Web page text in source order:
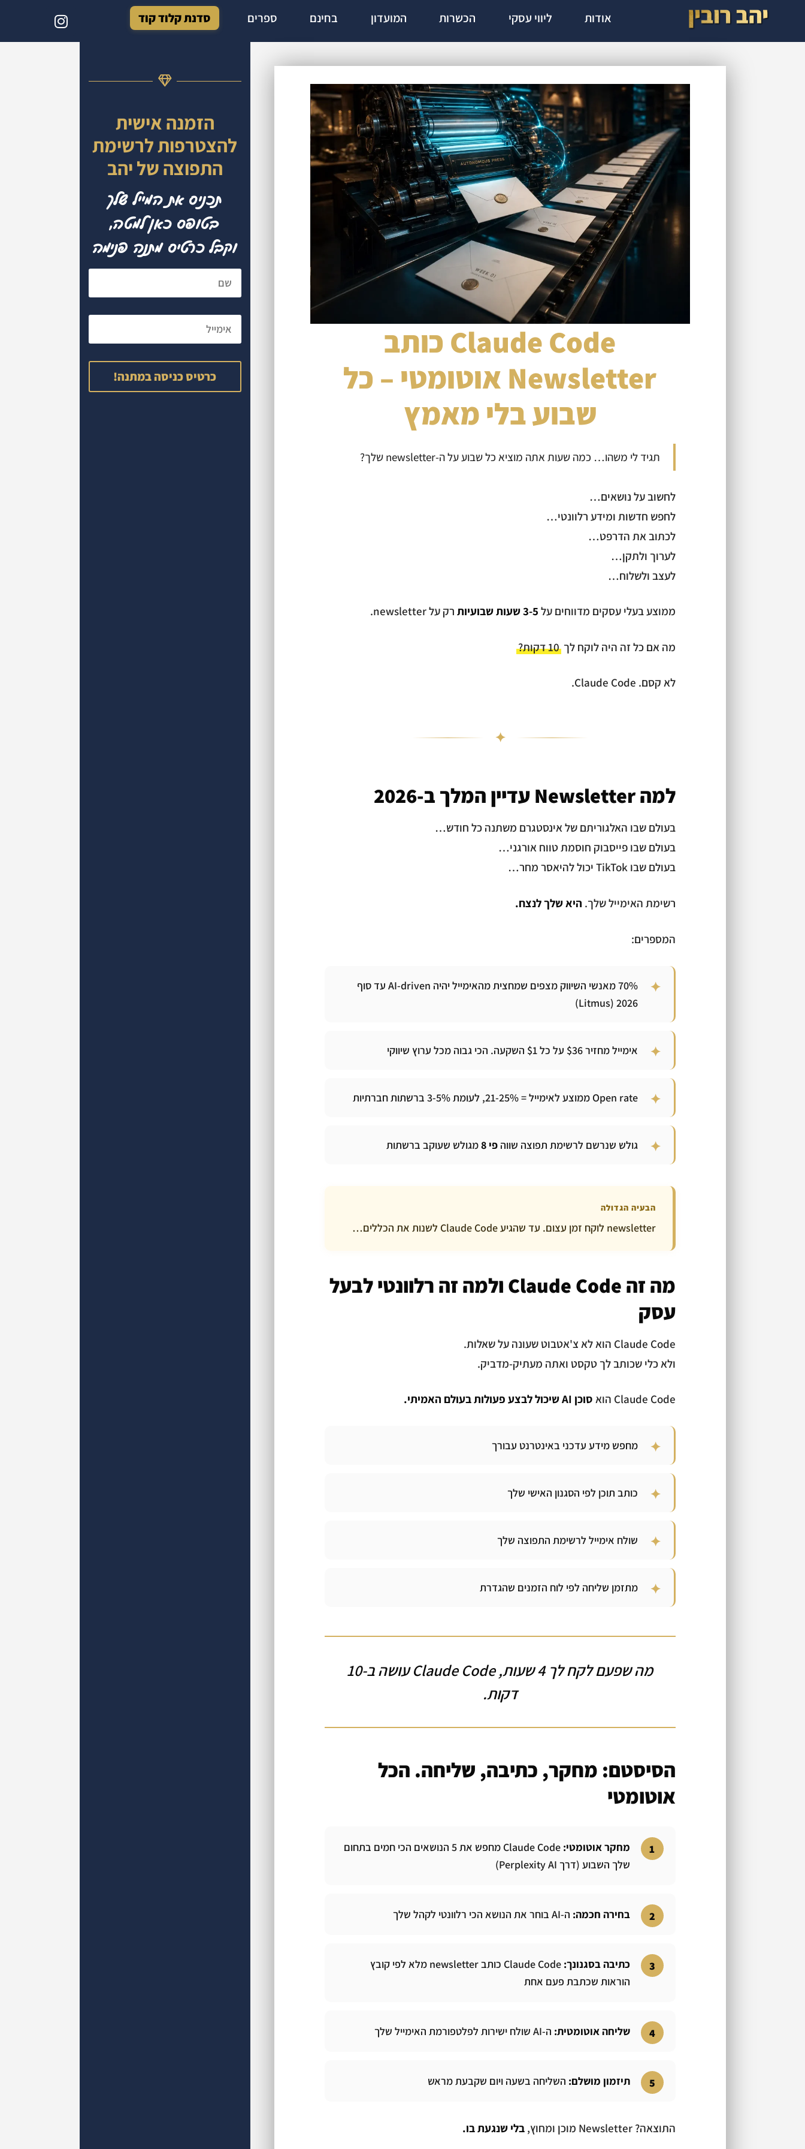
אודות ליווי עסקי הכשרות המועדון בחינם ספרים סדנת קלוד קוד
Claude Code כותב
Newsletter אוטומטי – כל
שבוע בלי מאמץ
תגיד לי משהו… כמה שעות אתה מוציא כל שבוע על ה-newsletter שלך?
לחשוב על נושאים…
לחפש חדשות ומידע רלוונטי…
לכתוב את הדרפט…
לערוך ולתקן…
לעצב ולשלוח…
ממוצע בעלי עסקים מדווחים על 3-5 שעות שבועיות רק על newsletter.
מה אם כל זה היה לוקח לך10 דקות?
לא קסם. Claude Code.
✦
למה Newsletter עדיין המלך ב-2026
בעולם שבו האלגוריתם של אינסטגרם משתנה כל חודש…
בעולם שבו פייסבוק חוסמת טווח אורגני…
בעולם שבו TikTok יכול להיאסר מחר…
רשימת האימייל שלך. היא שלך לנצח.
המספרים:
70% מאנשי השיווק מצפים שמחצית מהאימייל יהיה AI-driven עד סוף
2026 (Litmus)
אימייל מחזיר $36 על כל $1 השקעה. הכי גבוה מכל ערוץ שיווקי
Open rate ממוצע לאימייל = 21-25%, לעומת 3-5% ברשתות חברתיות
גולש שנרשם לרשימת תפוצה שווהפי 8 מגולש שעוקב ברשתות
הבעיה הגדולה
newsletter לוקח זמן עצום. עד שהגיע Claude Code לשנות את הכללים…
מה זה Claude Code ולמה זה רלוונטי לבעל
עסק
Claude Code הוא לא צ'אטבוט שעונה על שאלות.
ולא כלי שכותב לך טקסט ואתה מעתיק-מדביק.
Claude Code הוא סוכן AI שיכול לבצע פעולות בעולם האמיתי.
מחפש מידע עדכני באינטרנט עבורך
כותב תוכן לפי הסגנון האישי שלך
שולח אימייל לרשימת התפוצה שלך
מתזמן שליחה לפי לוח הזמנים שהגדרת
מה שפעם לקח לך 4 שעות, Claude Code עושה ב-10
דקות.
הסיסטם: מחקר, כתיבה, שליחה. הכל
אוטומטי
מחקר אוטומטי:
Claude Code מחפש את 5 הנושאים הכי חמים בתחום
שלך השבוע (דרך Perplexity AI)
בחירה חכמה: ה-AI בוחר את הנושא הכי רלוונטי לקהל שלך
כתיבה בסגנונך:
Claude Code כותב newsletter מלא לפי קובץ
הוראות שכתבת פעם אחת
שליחה אוטומטית: ה-AI שולח ישירות לפלטפורמת האימייל שלך
תיזמון מושלם: השליחה בשעה ויום שקבעת מראש
התוצאה? Newsletter מוכן ומחוץ, בלי שנגעת בו.
הזמנה אישית
להצטרפות לרשימת
התפוצה של יהב
תכניס את המייל שלך
בטופס כאן למטה,
וקבל כרטיס מתנה פנימה
כרטיס כניסה במתנה!